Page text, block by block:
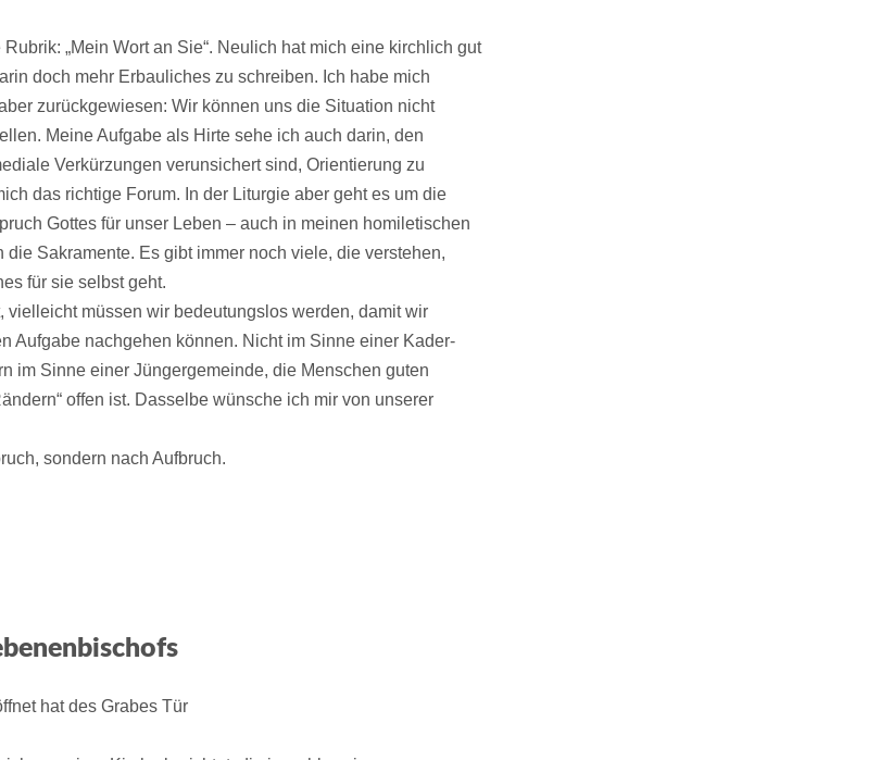
„Mein Wort an Sie“. Neulich hat mich eine kirchlich gut
doch mehr Erbauliches zu schreiben. Ich habe mich
zurückgewiesen: Wir können uns die Situation nicht
Meine Aufgabe als Hirte sehe ich auch darin, den
Verkürzungen verunsichert sind, Orientierung zu
das richtige Forum. In der Liturgie aber geht es um die
Gottes für unser Leben – auch in meinen homiletischen
Sakramente. Es gibt immer noch viele, die verstehen,
für sie selbst geht.
vielleicht müssen wir bedeutungslos werden, damit wir
Aufgabe nachgehen können. Nicht im Sinne einer Kader-
im Sinne einer Jüngergemeinde, die Menschen guten
offen ist. Dasselbe wünsche ich mir von unserer
sondern nach Aufbruch.
hat des Grabes Tür